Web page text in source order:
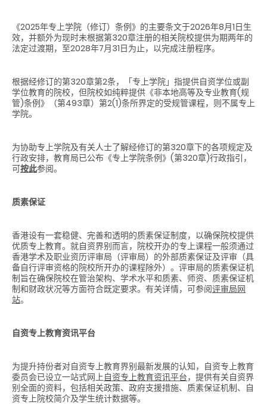
《2025年专上学院（修订）条例》的主要条文于2026年8月1日生
效，并额外为现时未根据第320章注册的相关院校提供为期两年的
法定过渡期，至2028年7月31日为止，以完成注册程序。
根据经修订的第320章第2条，「专上学院」指提供自资学位或副
学位教育的院校，但院校如纯粹提供《非本地高等及专业教育(规
管)条例》（第493章）第2(1)条所界定的受规管课程，则不属专上
学院。
为协助专上学院及有关人士了解经修订的第320章下的各项规定及
行政安排，教育局已公布《专上学院条例》(第320章)行政指引，
可按此参阅。
质素保证
香港设有一套稳健、完善和透明的质素保证制度，以确保院校提供
优质专上教育。就自资界别而言，院校开办的专上课程一般须通过
香港学术及职业资历评审局（评审局）的外部质素保证及评审（具
备自行评审资格的院校所开办的课程除外）。评审局的质素保证机
制旨在确保院校在管治架构、学术水平和质素、师资、质素保证机
制和财政状况等方面符合既定要求。有关详情，可参阅评审局网
站。
自资专上教育资讯平台
为提升持份者对自资专上教育界别最新发展的认知，自资专上教育
委员会已设立一站式网上自资专上教育资讯平台，提供有关自资界
别全面的资料，包括相关政策、政府支援措施、质素保证机制、自
资专上院校简介及学生统计数据等。